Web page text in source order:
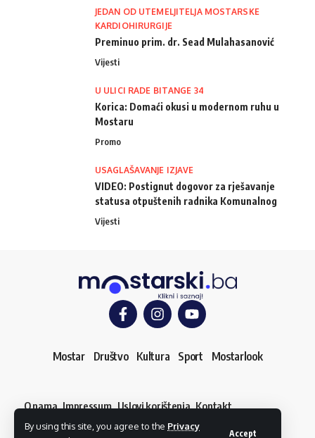
By using this site, you agree to the Privacy
Accept
JEDAN OD UTEMELJITELJA MOSTARSKE
KARDIOHIRURGIJE
Preminuo prim. dr. Sead Mulahasanović
Vijesti
U ULICI RADE BITANGE 34
Korica: Domaći okusi u modernom ruhu u
Mostaru
Promo
USAGLAŠAVANJE IZJAVE
VIDEO: Postignut dogovor za rješavanje
statusa otpuštenih radnika Komunalnog
Vijesti
Mostar Društvo Kultura Sport Mostarlook
O nama Impressum Uslovi korištenja Kontakt
Dojavi vijest
© mostarski.ba. Sva prava pridržana